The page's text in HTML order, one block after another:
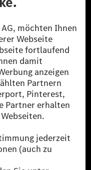
vorbehalten.
vermiedene oder nicht
Benz Group durch
von MB.CHARGE
Sofern an der jeweiligen
Energien vorliegt,
Diese stellen
Public eine äquivalente
eingespeist wird.
Light vehicles Test